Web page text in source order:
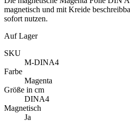
magnetisch und mit Kreide
sofort nutzen.
Auf Lager
SKU
M-DINA4
Farbe
Magenta
Größe in cm
DINA4
Magnetisch
Ja